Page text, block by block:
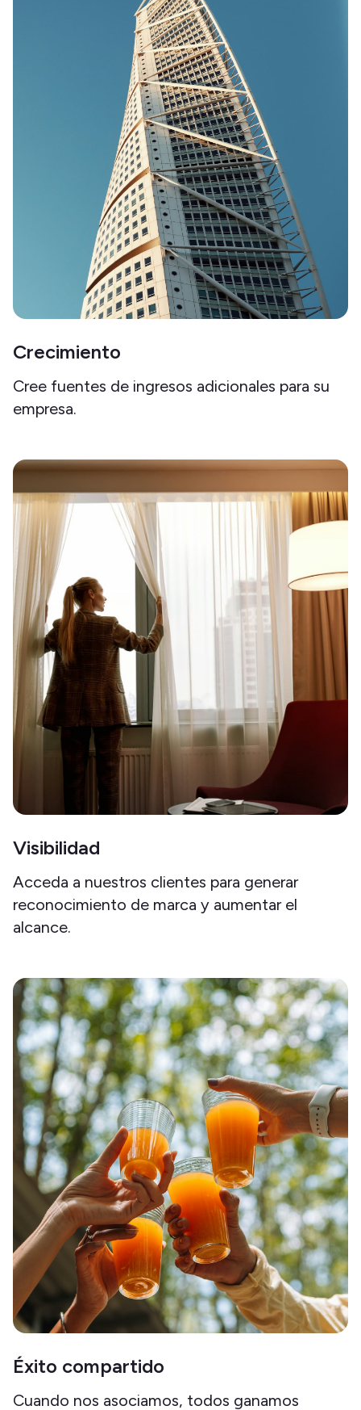
Crecimiento
Cree fuentes de ingresos adicionales para su
empresa.
Visibilidad
Acceda a nuestros clientes para generar
reconocimiento de marca y aumentar el
alcance.
Éxito compartido
Cuando nos asociamos, todos ganamos